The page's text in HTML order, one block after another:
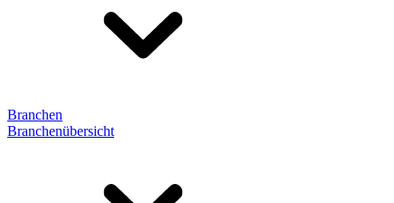
Branchen
Branchenübersicht